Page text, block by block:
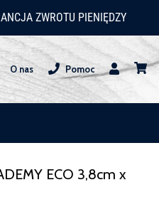
ZWROTU PIENIĘDZY
O nas
Pomoc
Użytkownik
ECO 3,8cm x